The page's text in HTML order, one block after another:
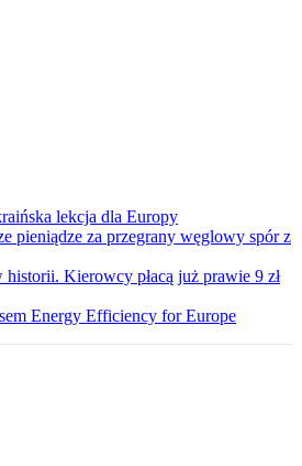
lekcja dla Europy
pieniądze za przegrany węglowy spór z
Kierowcy płacą już prawie 9 zł
Energy Efficiency for Europe